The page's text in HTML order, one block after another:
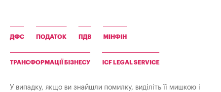
ДФС ПОДАТОК ПДВ МІНФІН
ТРАНСФОРМАЦІЇ БІЗНЕСУ ICF LEGAL SERVICE
У випадку, якщо ви знайшли помилку, виділіть її мишкою і